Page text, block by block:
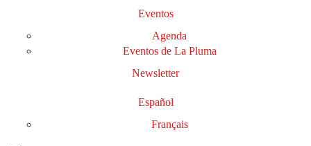
Eventos
Agenda
Eventos de La Pluma
Newsletter
Español
Français